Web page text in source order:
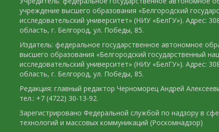
учреждение высшего образования «Белгородский
исследовательский университет» (НИУ «БелГУ»). Адрес:
область, г. Белгород, ул. Победы, 85.
Издатель: федеральное государственное автономное
высшего образования «Белгородский государственный
исследовательский университет» (НИУ «БелГУ»). Адрес:
область, г. Белгород, ул. Победы, 85.
Редакция: главный редактор Черноморец Андрей
тел.: +7 (4722) 30-13-92.
Зарегистрировано Федеральной службой по надзору в
технологий и массовых коммуникаций (Роскомнадзор)